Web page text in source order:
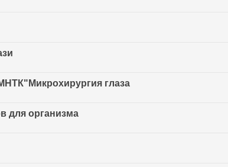
глаза
для организма